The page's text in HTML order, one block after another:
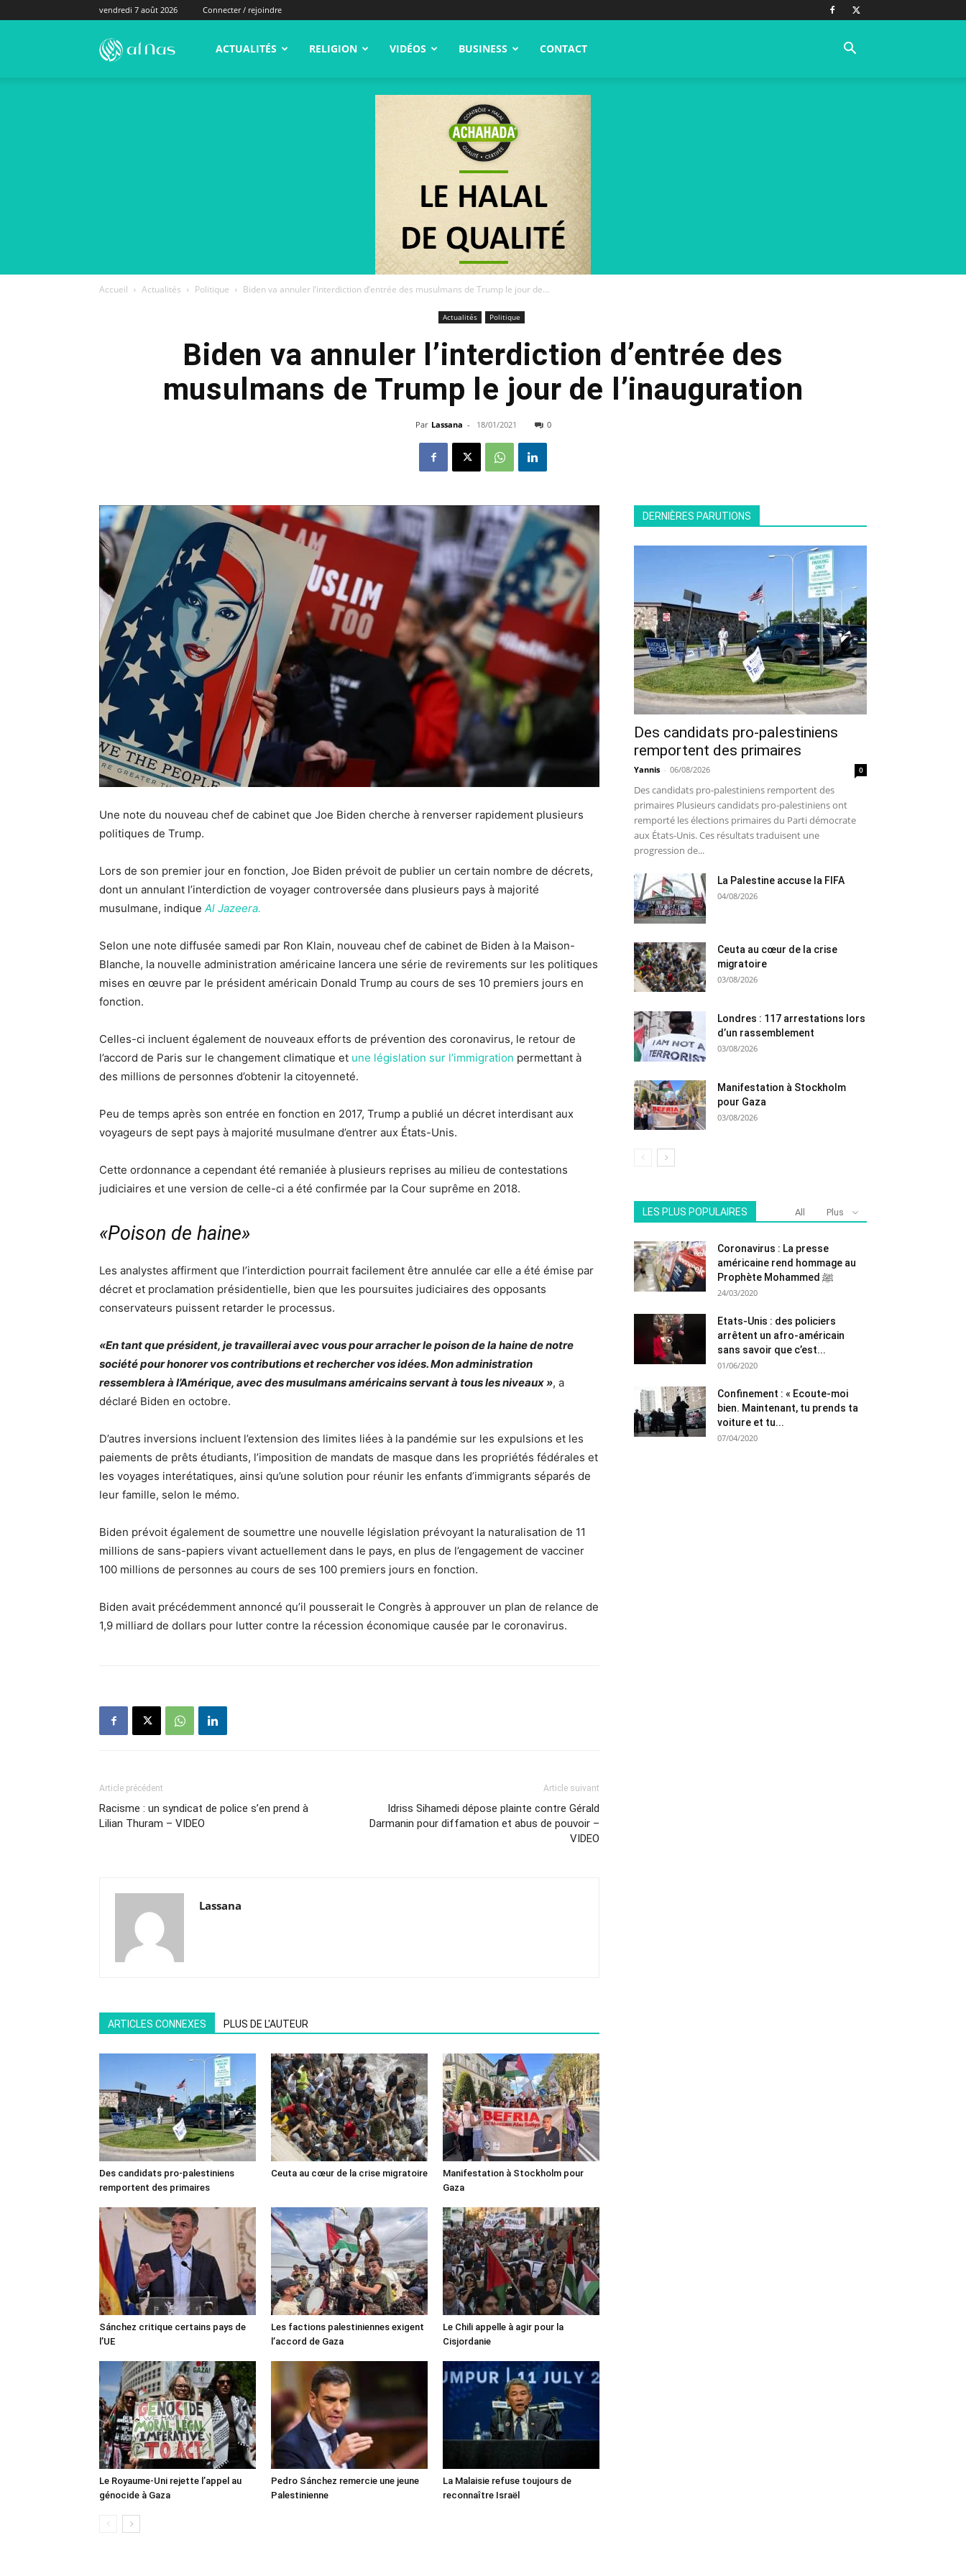
vendredi 7 août 2026 Connecter / rejoindre
alNas.fr ACTUALITÉS RELIGION VIDÉOS BUSINESS CONTACT
Accueil Actualités Politique Biden va annuler l’interdiction d’entrée des musulmans de Trump le jour de...
Actualités Politique
Biden va annuler l’interdiction d’entrée des
musulmans de Trump le jour de l’inauguration
Par Lassana - 18/01/2021 0
Une note du nouveau chef de cabinet que Joe Biden cherche à renverser rapidement plusieurs
politiques de Trump.
Lors de son premier jour en fonction, Joe Biden prévoit de publier un certain nombre de décrets,
dont un annulant l’interdiction de voyager controversée dans plusieurs pays à majorité
musulmane, indique Al Jazeera.
Selon une note diffusée samedi par Ron Klain, nouveau chef de cabinet de Biden à la Maison-
Blanche, la nouvelle administration américaine lancera une série de revirements sur les politiques
mises en œuvre par le président américain Donald Trump au cours de ses 10 premiers jours en
fonction.
Celles-ci incluent également de nouveaux efforts de prévention des coronavirus, le retour de
l’accord de Paris sur le changement climatique et une législation sur l’immigration permettant à
des millions de personnes d’obtenir la citoyenneté.
Peu de temps après son entrée en fonction en 2017, Trump a publié un décret interdisant aux
voyageurs de sept pays à majorité musulmane d’entrer aux États-Unis.
Cette ordonnance a cependant été remaniée à plusieurs reprises au milieu de contestations
judiciaires et une version de celle-ci a été confirmée par la Cour suprême en 2018.
«Poison de haine»
Les analystes affirment que l’interdiction pourrait facilement être annulée car elle a été émise par
décret et proclamation présidentielle, bien que les poursuites judiciaires des opposants
conservateurs puissent retarder le processus.
«En tant que président, je travaillerai avec vous pour arracher le poison de la haine de notre
société pour honorer vos contributions et rechercher vos idées. Mon administration
ressemblera à l’Amérique, avec des musulmans américains servant à tous les niveaux », a
déclaré Biden en octobre.
D’autres inversions incluent l’extension des limites liées à la pandémie sur les expulsions et les
paiements de prêts étudiants, l’imposition de mandats de masque dans les propriétés fédérales et
les voyages interétatiques, ainsi qu’une solution pour réunir les enfants d’immigrants séparés de
leur famille, selon le mémo.
Biden prévoit également de soumettre une nouvelle législation prévoyant la naturalisation de 11
millions de sans-papiers vivant actuellement dans le pays, en plus de l’engagement de vacciner
100 millions de personnes au cours de ses 100 premiers jours en fonction.
Biden avait précédemment annoncé qu’il pousserait le Congrès à approuver un plan de relance de
1,9 milliard de dollars pour lutter contre la récession économique causée par le coronavirus.
Article précédent
Racisme : un syndicat de police s’en prend à
Lilian Thuram – VIDEO
Article suivant
Idriss Sihamedi dépose plainte contre Gérald
Darmanin pour diffamation et abus de pouvoir –
VIDEO
Lassana
ARTICLES CONNEXES PLUS DE L'AUTEUR
Des candidats pro-palestiniens
remportent des primaires
Ceuta au cœur de la crise migratoire
Manifestation à Stockholm pour
Gaza
Sánchez critique certains pays de
l’UE
Les factions palestiniennes exigent
l’accord de Gaza
Le Chili appelle à agir pour la
Cisjordanie
Le Royaume-Uni rejette l’appel au
génocide à Gaza
Pedro Sánchez remercie une jeune
Palestinienne
La Malaisie refuse toujours de
reconnaître Israël
DERNIÈRES PARUTIONS
Des candidats pro-palestiniens
remportent des primaires
Yannis - 06/08/2026 0
Des candidats pro-palestiniens remportent des
primaires Plusieurs candidats pro-palestiniens ont
remporté les élections primaires du Parti démocrate
aux États-Unis. Ces résultats traduisent une
progression de...
La Palestine accuse la FIFA
04/08/2026
Ceuta au cœur de la crise
migratoire
03/08/2026
Londres : 117 arrestations lors
d’un rassemblement
03/08/2026
Manifestation à Stockholm
pour Gaza
03/08/2026
LES PLUS POPULAIRES All Plus
Coronavirus : La presse
américaine rend hommage au
Prophète Mohammed ﷺ
24/03/2020
Etats-Unis : des policiers
arrêtent un afro-américain
sans savoir que c’est...
01/06/2020
Confinement : « Ecoute-moi
bien. Maintenant, tu prends ta
voiture et tu...
07/04/2020